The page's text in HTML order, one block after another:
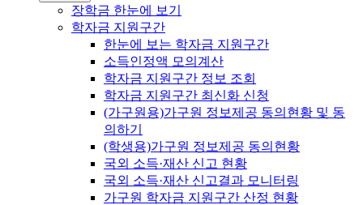
장학금 한눈에 보기
학자금 지원구간
한눈에 보는 학자금 지원구간
소득인정액 모의계산
학자금 지원구간 정보 조회
학자금 지원구간 최신화 신청
(가구원용)가구원 정보제공 동의현황 및 동
의하기
(학생용)가구원 정보제공 동의현황
국외 소득·재산 신고 현황
국외 소득·재산 신고결과 모니터링
가구원 학자금 지원구간 산정 현황